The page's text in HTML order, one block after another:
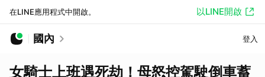
在LINE應用程式中開啟。 以LINE開啟
國內 登入
女騎士上班遇死劫！母怒控駕駛倒車蓄